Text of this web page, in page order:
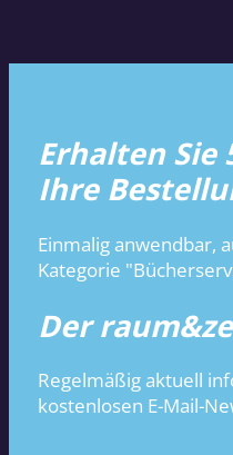
Erhalten Sie
Ihre
Einmalig anwendbar,
Kategorie
Der
Regelmäßig aktuell
kostenlosen E-Mail-